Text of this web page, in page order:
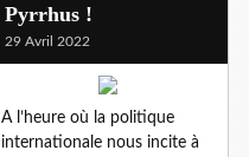
Pyrrhus !
29 Avril 2022
A l’heure où la politique
internationale nous incite à